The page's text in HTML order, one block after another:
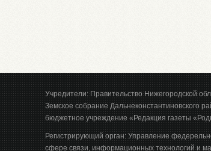
Учредители: Правительство Нижегородской
Земское собрание Дальнеконстантиновского
бюджетное учреждение «Редакция газеты
Регистрирующий орган: Управление
сфере связи, информационных технологий и